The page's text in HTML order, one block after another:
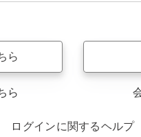
ら
ら
ログインに関するヘルプ